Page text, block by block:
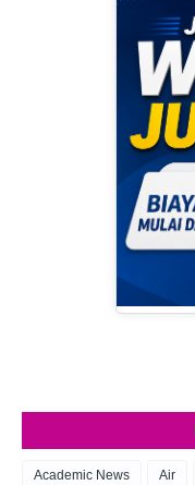
Academic News Air